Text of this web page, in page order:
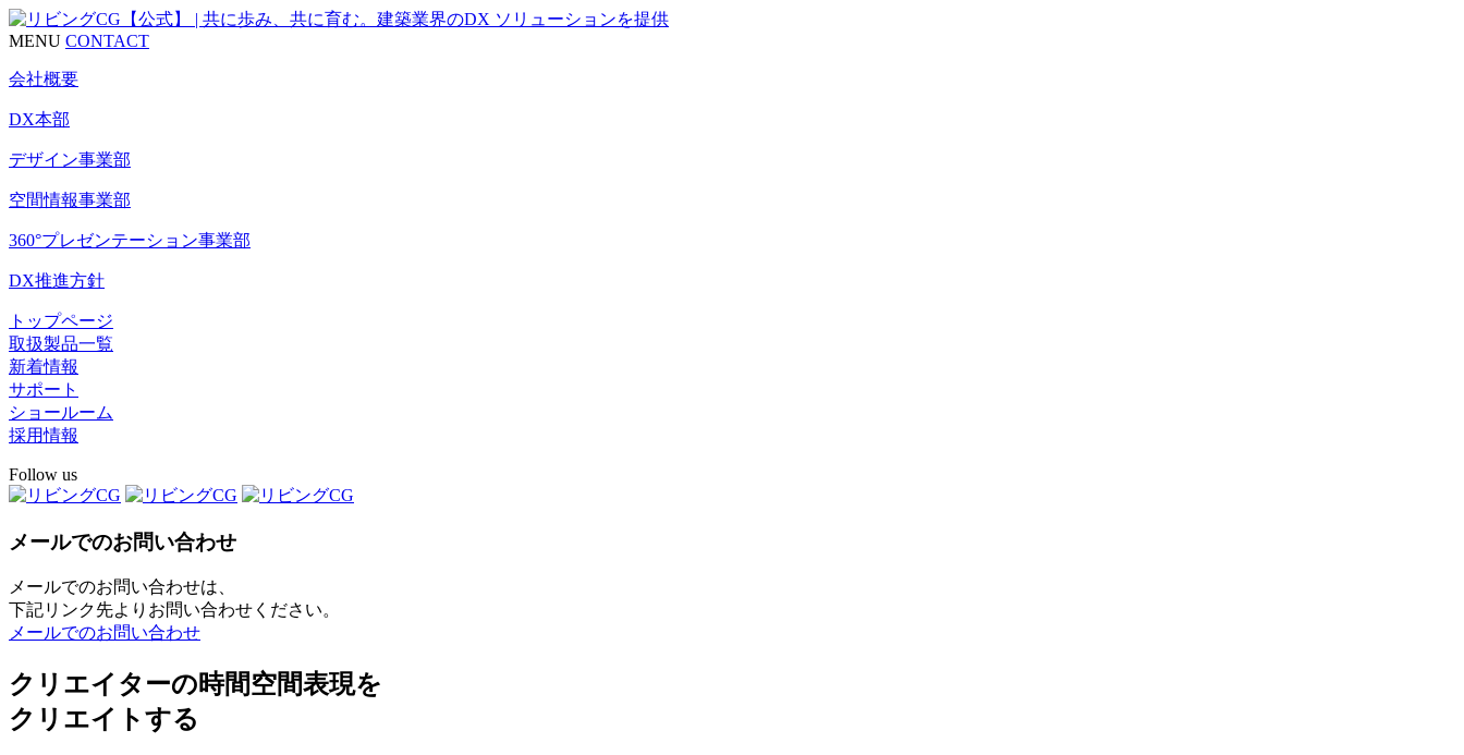
MENU CONTACT
会社概要
DX本部
デザイン事業部
空間情報事業部
360°プレゼンテーション事業部
DX推進方針
トップページ
取扱製品一覧
新着情報
サポート
ショールーム
採用情報
Follow us
メールでのお問い合わせ
メールでのお問い合わせは、
下記リンク先よりお問い合わせください。
メールでのお問い合わせ
クリエイターの時間空間表現を
クリエイトする